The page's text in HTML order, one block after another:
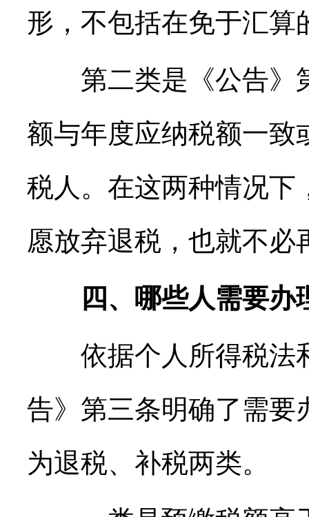
形，不包括在免于汇算
第二类是《公告》
额与年度应纳税额一致
税人。在这两种情况下
愿放弃退税，也就不必
四、哪些人需要办
依据个人所得税法
告》第三条明确了需要
为退税、补税两类。